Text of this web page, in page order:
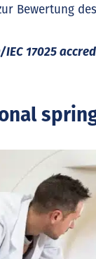
Bewertung
IEC 17025